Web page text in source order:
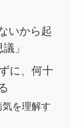
いから起
」
に、何十
を理解す